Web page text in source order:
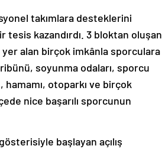
takımlara desteklerini
kazandırdı. 3 bloktan oluşan
alan birçok imkânla sporculara
soyunma odaları, sporcu
hamamı, otoparkı ve birçok
nice başarılı sporcunun
başlayan açılış